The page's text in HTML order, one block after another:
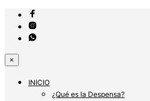
×
INICIO
¿Qué es la Despensa?